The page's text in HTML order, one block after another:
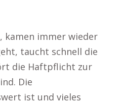
kamen immer wieder
taucht schnell die
die Haftpflicht zur
Die
ist und vieles